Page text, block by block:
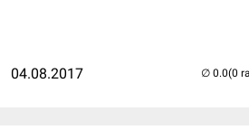
04.08.2017 (0